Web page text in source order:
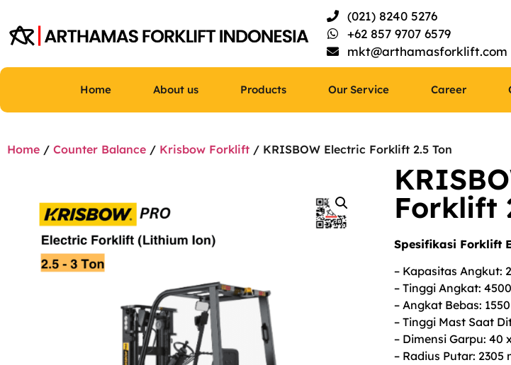
(021) 8240 5276
+62 857 9707 6579
mkt@arthamasforklift.com
Home About us Products Our Service Career
Home / Counter Balance / Krisbow Forklift / KRISBOW Electric Forklift 2.5 Ton
Forklift
Spesifikasi Forklift
– Kapasitas Angkut:
– Tinggi Angkat:
– Angkat Bebas:
– Tinggi Mast Saat
– Dimensi Garpu: 40
– Radius Putar: 2305